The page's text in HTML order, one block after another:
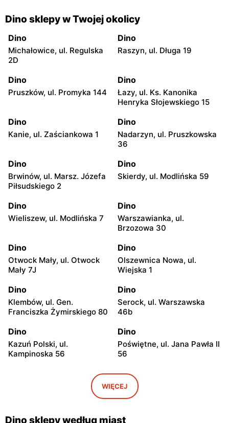
Dino sklepy w Twojej okolicy
Dino
Michałowice, ul. Regulska
2D
Dino
Raszyn, ul. Długa 19
Dino
Pruszków, ul. Promyka 144
Dino
Łazy, ul. Ks. Kanonika
Henryka Słojewskiego 15
Dino
Kanie, ul. Zaściankowa 1
Dino
Nadarzyn, ul. Pruszkowska
36
Dino
Brwinów, ul. Marsz. Józefa
Piłsudskiego 2
Dino
Skierdy, ul. Modlińska 59
Dino
Wieliszew, ul. Modlińska 7
Dino
Warszawianka, ul.
Brzozowa 30
Dino
Otwock Mały, ul. Otwock
Mały 7J
Dino
Olszewnica Nowa, ul.
Wiejska 1
Dino
Klembów, ul. Gen.
Franciszka Żymirskiego 80
Dino
Serock, ul. Warszawska
46b
Dino
Kazuń Polski, ul.
Kampinoska 56
Dino
Poświętne, ul. Jana Pawła II
56
Dino
Bieniewice, ul. Błońska 52
Dino Dino
WIĘCEJ
Dino sklepy według miast